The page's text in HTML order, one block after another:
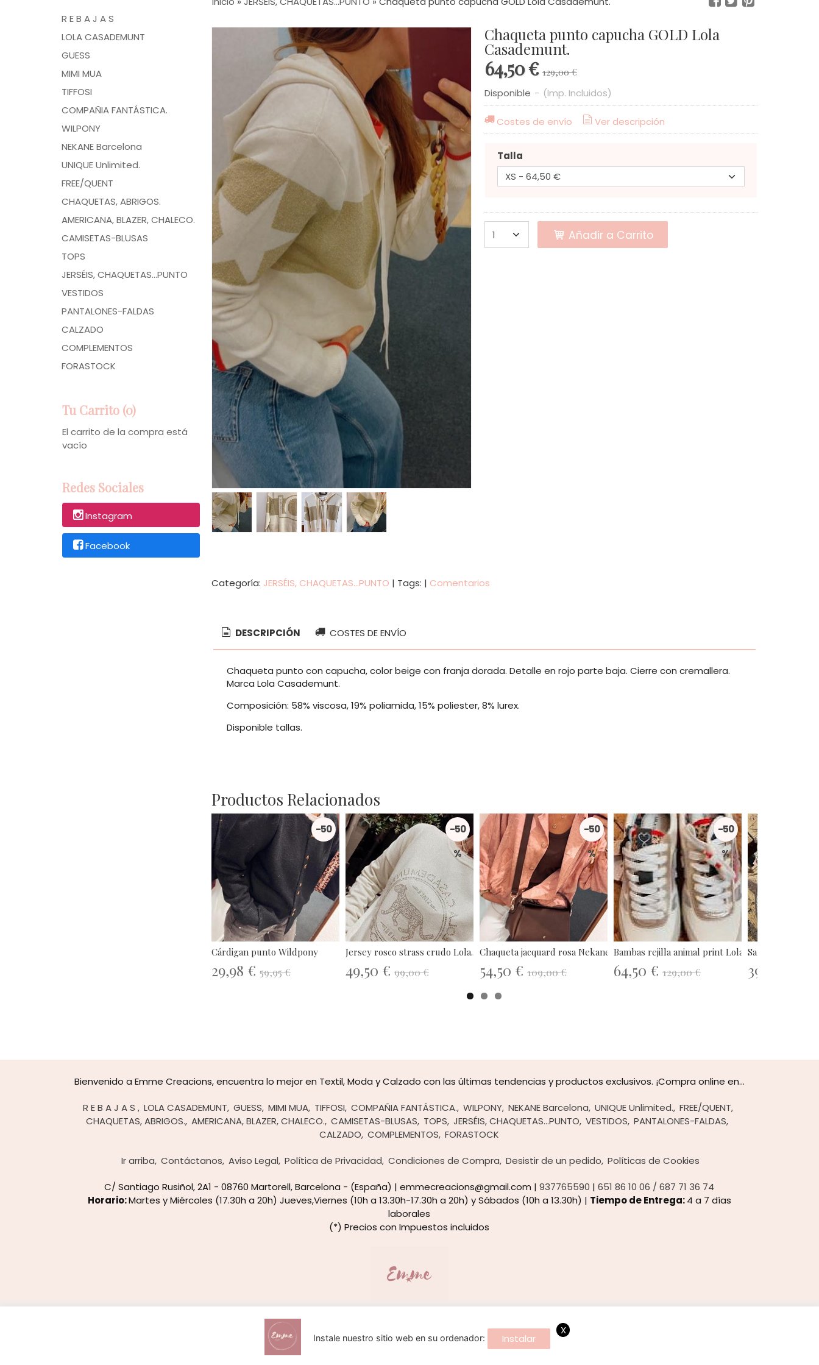
R E B A J A S
LOLA CASADEMUNT
GUESS
MIMI MUA
TIFFOSI
COMPAÑIA FANTÁSTICA.
WILPONY
NEKANE Barcelona
UNIQUE Unlimited.
FREE/QUENT
CHAQUETAS, ABRIGOS.
AMERICANA, BLAZER, CHALECO.
CAMISETAS-BLUSAS
TOPS
JERSÉIS, CHAQUETAS...PUNTO
VESTIDOS
PANTALONES-FALDAS
CALZADO
COMPLEMENTOS
FORASTOCK
Tu Carrito (0)
El carrito de la compra está
vacío
Redes Sociales
Instagram
Facebook
Chaqueta punto capucha GOLD Lola
Casademunt.
64,50 € 129,00 €
Disponible - (Imp. Incluidos)
Costes de envío Ver descripción
Talla
Añadir a Carrito
Categoría: JERSÉIS, CHAQUETAS...PUNTO | Tags: | Comentarios
DESCRIPCIÓN COSTES DE ENVÍO
Chaqueta punto con capucha, color beige con franja dorada. Detalle en rojo parte baja. Cierre con cremallera.
Marca Lola Casademunt.
Composición: 58% viscosa, 19% poliamida, 15% poliester, 8% lurex.
Disponible tallas.
Productos Relacionados
-50
%
Cárdigan punto Wildpony
29,98 € 59,95 €
-50
%
Jersey rosco strass crudo Lola...
49,50 € 99,00 €
-50
%
Chaqueta jacquard rosa Nekane.
54,50 € 109,00 €
-50
%
Bambas rejilla animal print Lola...
64,50 € 129,00 €
Sandalias
39,50 €
Bienvenido a Emme Creacions, encuentra lo mejor en Textil, Moda y Calzado con las últimas tendencias y productos exclusivos. ¡Compra online en...
R E B A J A S LOLA CASADEMUNT GUESS MIMI MUA TIFFOSI COMPAÑIA FANTÁSTICA. WILPONY NEKANE Barcelona UNIQUE Unlimited. FREE/QUENT
CHAQUETAS, ABRIGOS. AMERICANA, BLAZER, CHALECO. CAMISETAS-BLUSAS TOPS JERSÉIS, CHAQUETAS...PUNTO VESTIDOS PANTALONES-FALDAS
CALZADO COMPLEMENTOS FORASTOCK
Ir arriba Contáctanos Aviso Legal Política de Privacidad Condiciones de Compra Desistir de un pedido Políticas de Cookies
C/ Santiago Rusiñol, 2A1 - 08760 Martorell, Barcelona - (España) | emmecreacions@gmail.com |937765590 |651 86 10 06 / 687 71 36 74
Horario:Martes y Miércoles (17.30h a 20h) Jueves,Viernes (10h a 13.30h-17.30h a 20h) y Sábados (10h a 13.30h) | Tiempo de Entrega:4 a 7 días
laborales
(*) Precios con Impuestos incluidos
- Copyright © 2026 [25801] - Con la tecnología de Palbin.com
Instale nuestro sitio web en su ordenador: Instalar
X
Usamos cookies de terceros para mejorar la experiencia de navegación, y obtener estadísticas anónimas. Si continúa navegando consideramos que acepta el uso de cookies.